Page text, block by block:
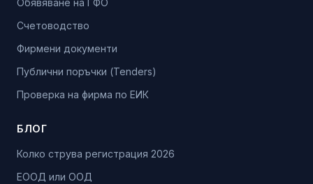
Обявяване на ГФО
Счетоводство
Фирмени документи
Публични поръчки (Tenders)
Проверка на фирма по ЕИК
БЛОГ
Колко струва регистрация 2026
ЕООД или ООД